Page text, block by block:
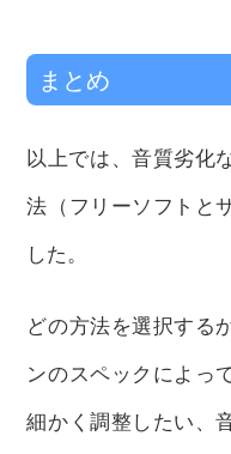
まとめ
以上では、音質劣化
法（フリーソフトと
した。
どの方法を選択する
ンのスペックによっ
細かく調整したい、